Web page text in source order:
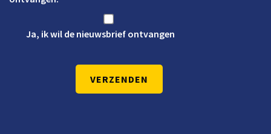
Ja, ik wil de nieuwsbrief ontvangen